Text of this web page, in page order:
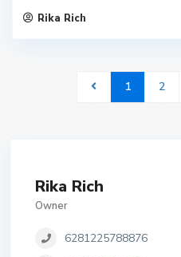
Rika Rich
1 2
Rika Rich
Owner
6281225788876